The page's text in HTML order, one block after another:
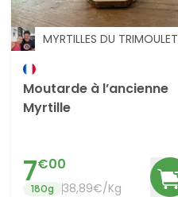
MYRTILLES DU TRIMOULET
Moutarde à l’ancienne
Myrtille
7€00
180g 38,89€/Kg